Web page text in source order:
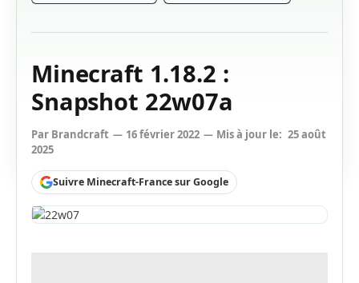
Minecraft 1.18.2 :
Snapshot 22w07a
Par Brandcraft 16 février 2022 Mis à jour le: 25 août
2025
Suivre Minecraft-France sur Google